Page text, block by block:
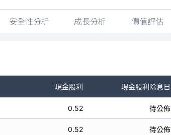
安全性分析 成長分析 價值評估
現金股利 現金股利除息日
0.52 待公佈
0.52 待公佈